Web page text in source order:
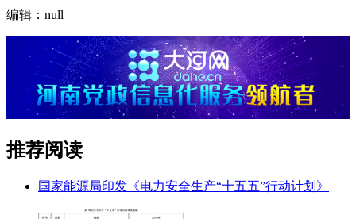
编辑：null
推荐阅读
国家能源局印发《电力安全生产“十五五”行动计划》